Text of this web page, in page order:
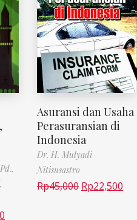
Asuransi dan Usaha
Perasuransian di
Indonesia
Dr. H. Mulyadi
Nitisusastro
Rp45,000 Rp22,500